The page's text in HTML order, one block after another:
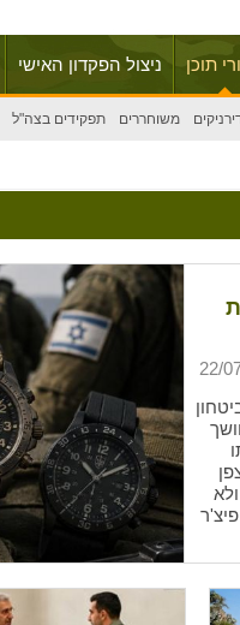
תוכן ניצול הפקדון האישי
משוחררים תפקידים בצה"ל